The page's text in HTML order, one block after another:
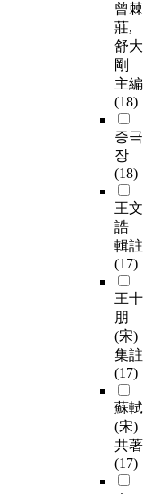
曾棘
莊,
舒大
剛
主編
(18)
증극
장
(18)
王文
誥
輯註
(17)
王十
朋
(宋)
集註
(17)
蘇軾
(宋)
共著
(17)